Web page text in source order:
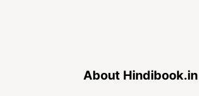
About Hindibook.in